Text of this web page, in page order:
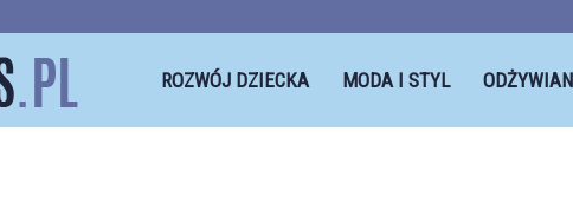
ROZWÓJ DZIECKA MODA I STYL